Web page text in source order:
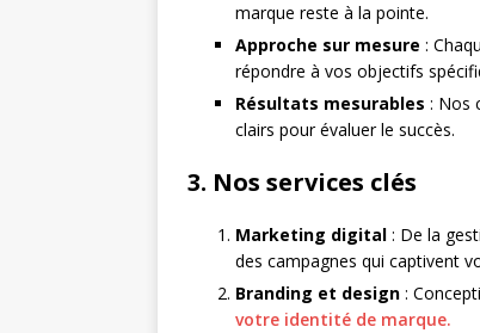
marque reste à la pointe.
Approche sur mesure :
répondre à vos objectifs
Résultats mesurables : Nos
clairs pour évaluer le succès.
3. Nos services clés
Marketing digital : De la
des campagnes qui captivent
Branding et design :
votre identité de marque.